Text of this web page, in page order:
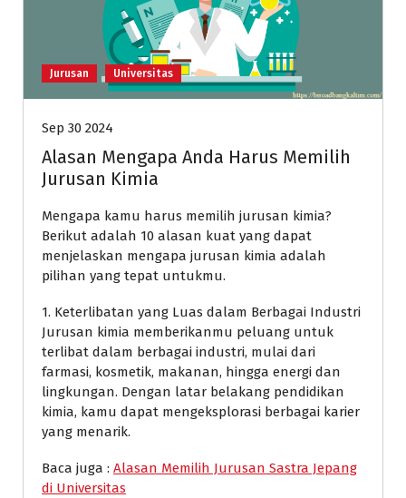
Jurusan Universitas
Sep 30 2024
Alasan Mengapa Anda Harus Memilih
Jurusan Kimia
Mengapa kamu harus memilih jurusan kimia?
Berikut adalah 10 alasan kuat yang dapat
menjelaskan mengapa jurusan kimia adalah
pilihan yang tepat untukmu.
1. Keterlibatan yang Luas dalam Berbagai Industri
Jurusan kimia memberikanmu peluang untuk
terlibat dalam berbagai industri, mulai dari
farmasi, kosmetik, makanan, hingga energi dan
lingkungan. Dengan latar belakang pendidikan
kimia, kamu dapat mengeksplorasi berbagai karier
yang menarik.
Baca juga : Alasan Memilih Jurusan Sastra Jepang
di Universitas